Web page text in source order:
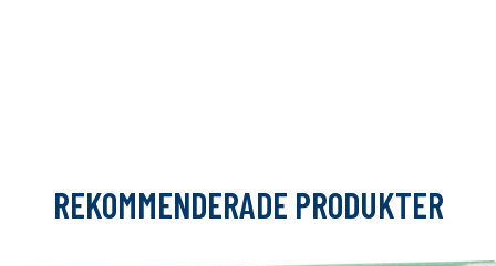
REKOMMENDERADE PRODUKTER